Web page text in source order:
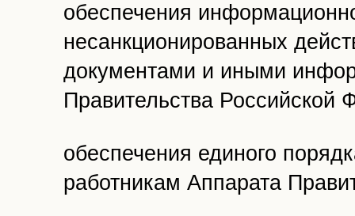
обеспечения
несанкционированных
документами и иными
Правительства Российской
обеспечения единого
работникам Аппарата